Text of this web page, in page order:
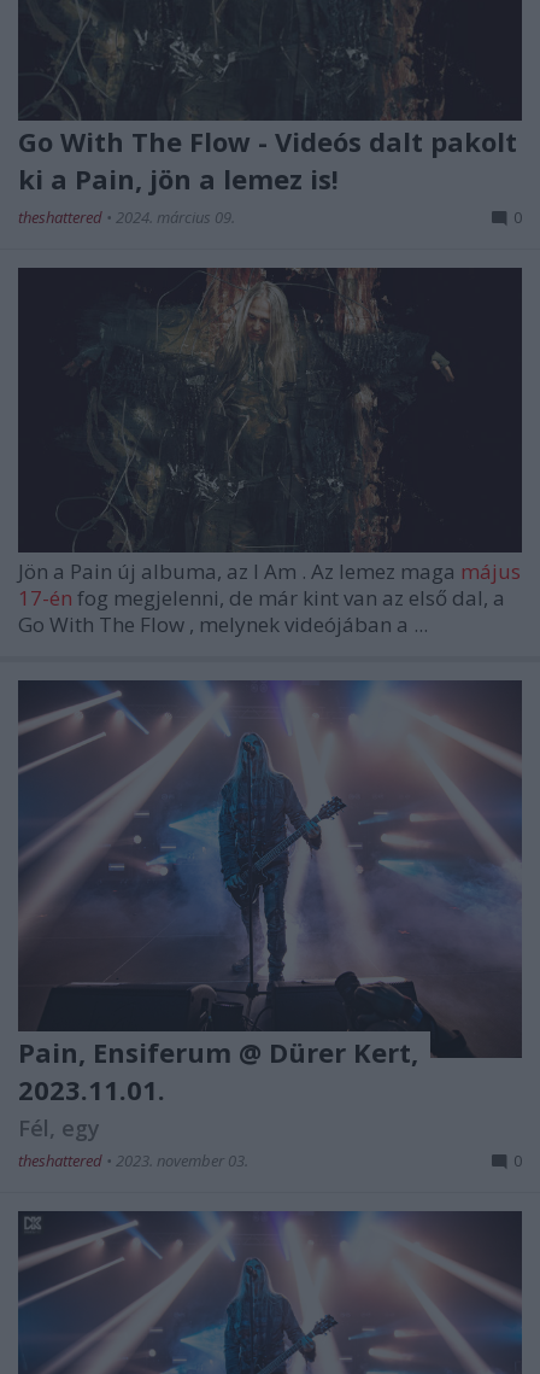
Go With The Flow - Videós dalt pakolt
ki a Pain, jön a lemez is!
theshattered • 2024. március 09. 0
Jön a Pain új albuma, az I Am . Az lemez maga május
17-én fog megjelenni, de már kint van az első dal, a
Go With The Flow , melynek videójában a ...
Pain, Ensiferum @ Dürer Kert,
2023.11.01.
Fél, egy
theshattered • 2023. november 03. 0